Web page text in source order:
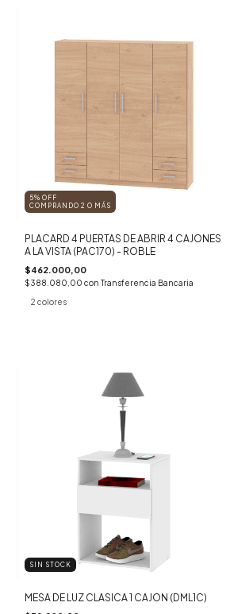
5% OFF
COMPRANDO 2 O MÁS
PLACARD 4 PUERTAS DE ABRIR 4 CAJONES
A LA VISTA (PAC170) - ROBLE
$462.000,00
$388.080,00con Transferencia Bancaria
2 colores
SIN STOCK
MESA DE LUZ CLASICA 1 CAJON (DML1C)